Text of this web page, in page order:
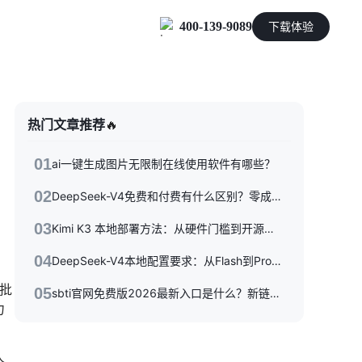
能源及制造业
400-139-9089 下载体验
热门文章推荐🔥
01ai一键生成图片无限制在线使用软件有哪些？
02 DeepSeek-V4免费和付费有什么区别？零成本体验到API按量付费，三种使用方式一次性讲清楚
03 Kimi K3 本地部署方法：从硬件门槛到开源权重落地的完整指南
04 DeepSeek-V4本地配置要求：从Flash到Pro硬件选型指南
05 sbti官网免费版2026最新入口是什么？新链接/备用站与避坑指南全收录